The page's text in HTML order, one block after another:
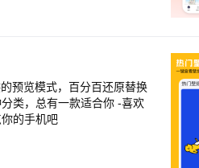
还原打工人一周心情，打工
划一目了然，从此不再健
放压力，还有惊喜彩蛋！ 摸
纸装点你的手机吧